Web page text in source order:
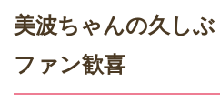
美波ちゃんの久し
ファン歓喜